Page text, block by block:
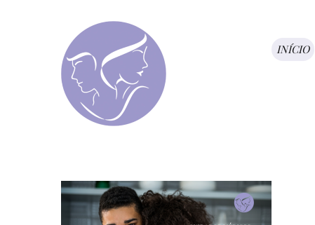
INÍCIO